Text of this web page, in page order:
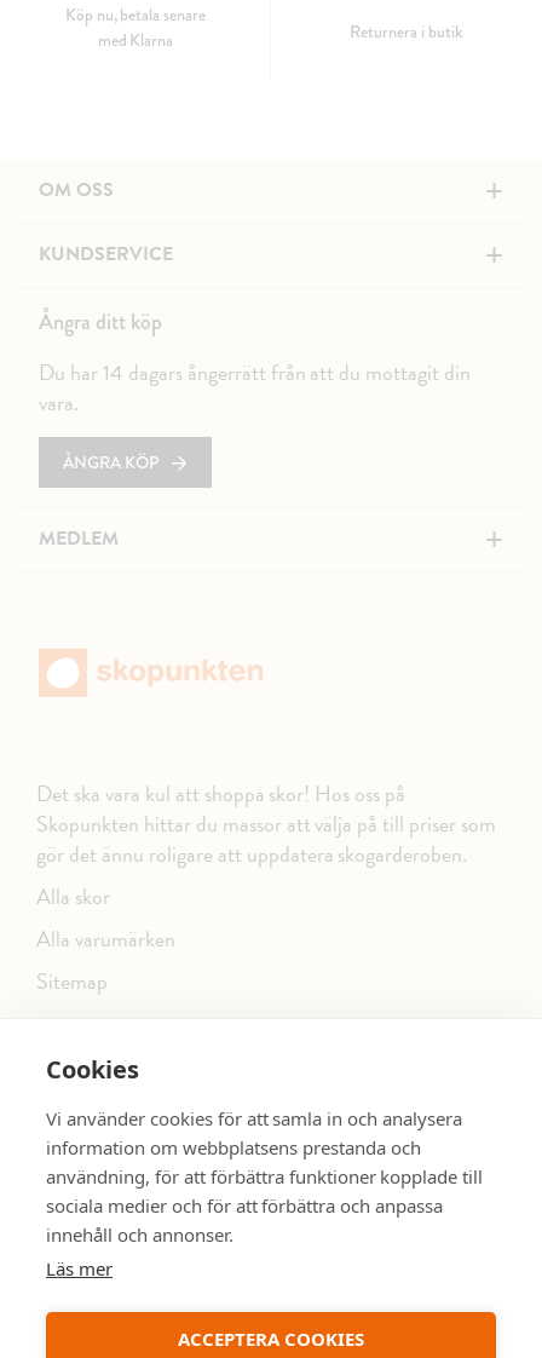
Cookies
Vi använder cookies för att samla in och analysera
information om webbplatsens prestanda och
användning, för att förbättra funktioner kopplade till
sociala medier och för att förbättra och anpassa
innehåll och annonser.
Läs mer
ACCEPTERA COOKIES
Köp nu, betala senare
med Klarna
Returnera i butik
OM OSS +
KUNDSERVICE +
Ångra ditt köp
Du har 14 dagars ångerrätt från att du mottagit din
vara.
ÅNGRA KÖP
MEDLEM +
Det ska vara kul att shoppa skor! Hos oss på
Skopunkten hittar du massor att välja på till priser som
gör det ännu roligare att uppdatera skogarderoben.
Alla skor
Alla varumärken
Sitemap
FÖLJ OSS PÅ SOCIALA MEDIER
SE MER SKOR: dinsko.se